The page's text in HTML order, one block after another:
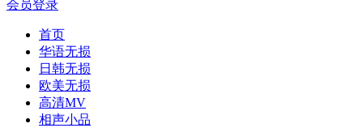
会员登录
首页
华语无损
日韩无损
欧美无损
高清MV
相声小品